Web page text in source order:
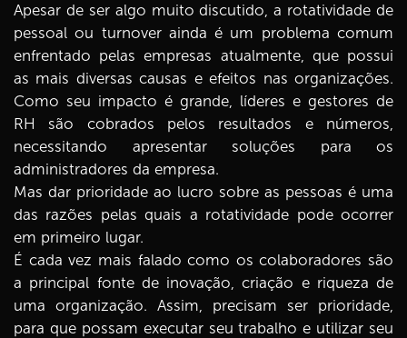
Apesar de ser algo muito discutido, a rotatividade de
pessoal ou turnover ainda é um problema comum
enfrentado pelas empresas atualmente, que possui
as mais diversas causas e efeitos nas organizações.
Como seu impacto é grande, líderes e gestores de
RH são cobrados pelos resultados e números,
necessitando apresentar soluções para os
administradores da empresa.
Mas dar prioridade ao lucro sobre as pessoas é uma
das razões pelas quais a rotatividade pode ocorrer
em primeiro lugar.
É cada vez mais falado como os colaboradores são
a principal fonte de inovação, criação e riqueza de
uma organização. Assim, precisam ser prioridade,
para que possam executar seu trabalho e utilizar seu